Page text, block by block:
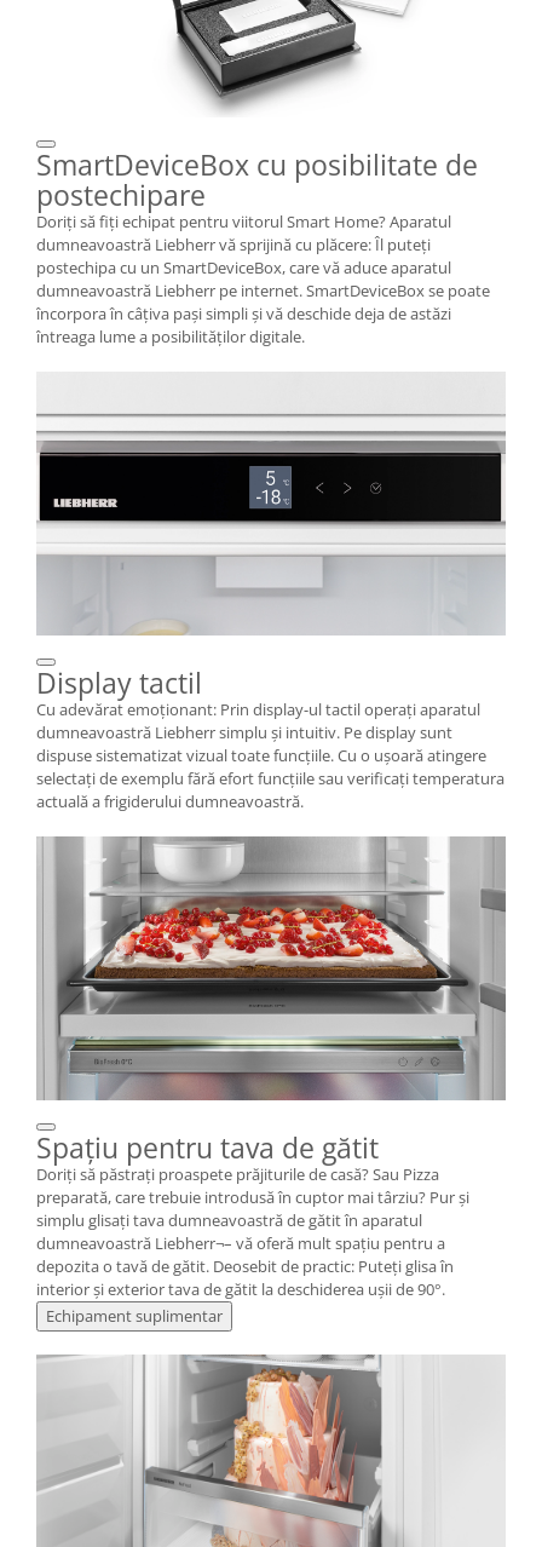
SmartDeviceBox cu posibilitate de
postechipare
Doriţi să fiţi echipat pentru viitorul Smart Home? Aparatul
dumneavoastră Liebherr vă sprijină cu plăcere: Îl puteţi
postechipa cu un SmartDeviceBox, care vă aduce aparatul
dumneavoastră Liebherr pe internet. SmartDeviceBox se poate
încorpora în câţiva paşi simpli şi vă deschide deja de astăzi
întreaga lume a posibilităţilor digitale.
Display tactil
Cu adevărat emoţionant: Prin display-ul tactil operaţi aparatul
dumneavoastră Liebherr simplu şi intuitiv. Pe display sunt
dispuse sistematizat vizual toate funcţiile. Cu o uşoară atingere
selectaţi de exemplu fără efort funcţiile sau verificaţi temperatura
actuală a frigiderului dumneavoastră.
Spaţiu pentru tava de gătit
Doriţi să păstraţi proaspete prăjiturile de casă? Sau Pizza
preparată, care trebuie introdusă în cuptor mai târziu? Pur şi
simplu glisaţi tava dumneavoastră de gătit în aparatul
dumneavoastră Liebherr¬– vă oferă mult spaţiu pentru a
depozita o tavă de gătit. Deosebit de practic: Puteţi glisa în
interior şi exterior tava de gătit la deschiderea uşii de 90°.
Echipament suplimentar